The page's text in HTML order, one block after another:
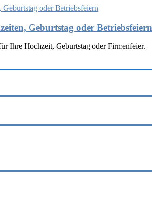
Geburtstag oder Betriebsfeiern
Ihre Hochzeit, Geburtstag oder Firmenfeier.